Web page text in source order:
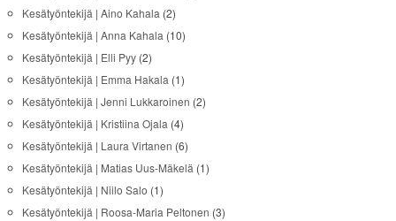
Kesätyöntekijä | Aino Kahala (2)
Kesätyöntekijä | Anna Kahala (10)
Kesätyöntekijä | Elli Pyy(2)
Kesätyöntekijä | Emma Hakala (1)
Kesätyöntekijä | Jenni Lukkaroinen (2)
Kesätyöntekijä | Kristiina Ojala (4)
Kesätyöntekijä | Laura Virtanen (6)
Kesätyöntekijä | Matias Uus-Mäkelä (1)
Kesätyöntekijä | Niilo Salo (1)
Kesätyöntekijä | Roosa-Maria Peltonen (3)